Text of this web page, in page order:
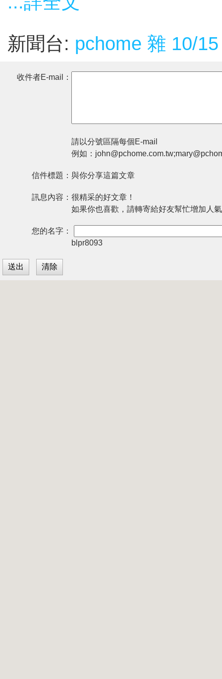
新聞台: pchome 雜 10/15
收件者E-mail：
請以分號區隔每個E-mail
例如：
信件標題： 與你分享這篇文章
訊息內容： 很精采的好文章！
如果你也喜歡，請轉寄給好友幫忙增加人
您的名字：
blpr8093